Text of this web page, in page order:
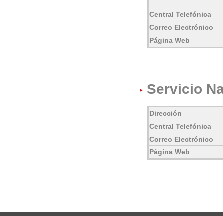
Central Telefónica
Correo Electrónico
Página Web
Servicio
Dirección
Central Telefónica
Correo Electrónico
Página Web